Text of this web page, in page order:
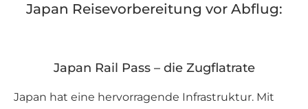
Japan Reisevorbereitung vor Abflug:
Japan Rail Pass – die Zugflatrate
Japan hat eine hervorragende Infrastruktur. Mit